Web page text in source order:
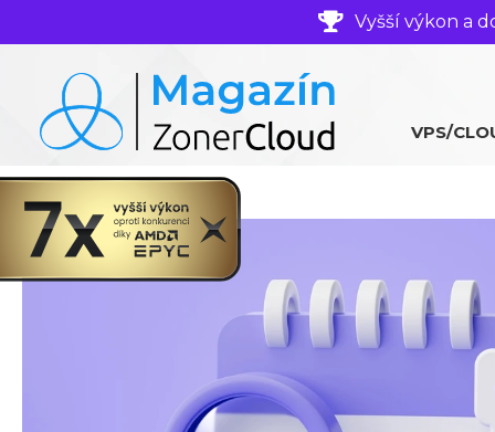
Vyšší výkon a
VPS/